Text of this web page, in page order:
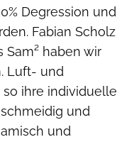
Degression und
Fabian Scholz
Sam² haben wir
Luft- und
ihre individuelle
und
und